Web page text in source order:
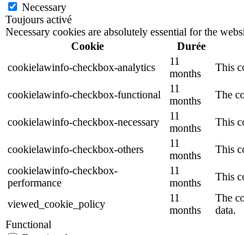
Necessary
Toujours activé
Necessary cookies are absolutely essential for the
Cookie
Durée
cookielawinfo-checkbox-analytics
11
months
This
cookielawinfo-checkbox-functional
11
months
The
cookielawinfo-checkbox-necessary
11
months
This
cookielawinfo-checkbox-others
11
months
This
cookielawinfo-checkbox-
performance
11
months
This
viewed_cookie_policy
11
months
The
data.
Functional